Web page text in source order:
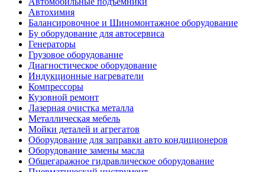
Автохимия
Балансировочное и Шиномонтажное оборудование
Бу оборудование для автосервиса
Генераторы
Грузовое оборудование
Диагностическое оборудование
Индукционные нагреватели
Компрессоры
Кузовной ремонт
Лазерная очистка металла
Металлическая мебель
Мойки деталей и агрегатов
Оборудование для заправки авто кондиционеров
Оборудование замены масла
Общегаражное гидравлическое оборудование